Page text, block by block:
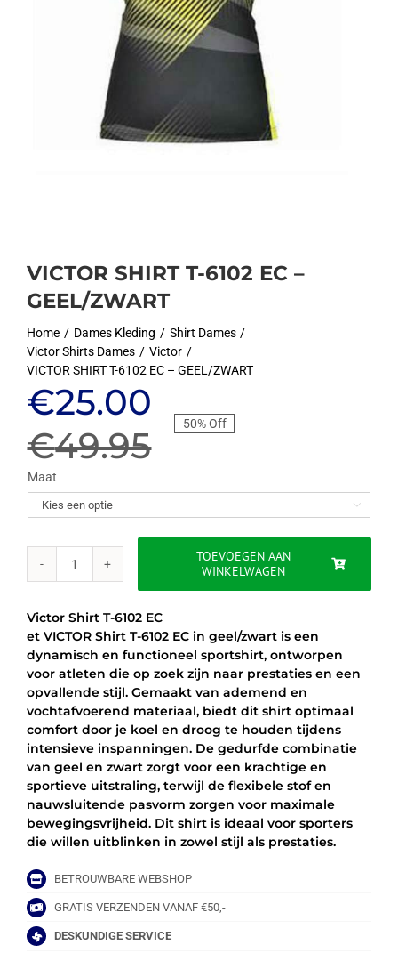
VICTOR SHIRT T-6102 EC –
GEEL/ZWART
Home Dames Kleding
Shirt Dames
Victor Shirts Dames
Victor
VICTOR SHIRT T-6102 EC – GEEL/ZWART
€49.95
Oorspronkelijke
prijs
was:
€49.95.
€25.00
Huidige
prijs
is:
€25.00.
50% Off
Maat

VICTOR
T-
EC
-
GEEL/ZWART
aantal
TOEVOEGEN AAN
WINKELWAGEN
Victor Shirt T-6102 EC
et VICTOR Shirt T-6102 EC in geel/zwart is een
dynamisch en functioneel sportshirt, ontworpen
voor atleten die op zoek zijn naar prestaties en een
opvallende stijl. Gemaakt van ademend en
vochtafvoerend materiaal, biedt dit shirt optimaal
comfort door je koel en droog te houden tijdens
intensieve inspanningen. De gedurfde combinatie
van geel en zwart zorgt voor een krachtige en
sportieve uitstraling, terwijl de flexibele stof en
nauwsluitende pasvorm zorgen voor maximale
bewegingsvrijheid. Dit shirt is ideaal voor sporters
die willen uitblinken in zowel stijl als prestaties.
BETROUWBARE WEBSHOP
GRATIS VERZENDEN VANAF €50,-
DESKUNDIGE SERVICE